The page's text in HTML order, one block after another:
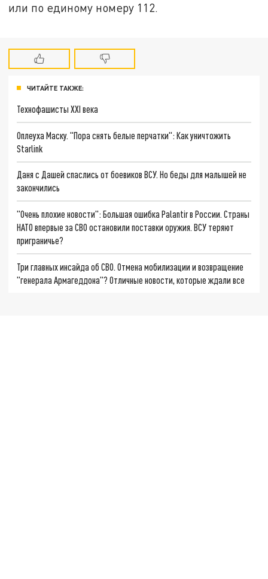
или по единому номеру 112.
ЧИТАЙТЕ ТАКЖЕ:
Технофашисты XXI века
Оплеуха Маску. "Пора снять белые перчатки": Как уничтожить
Starlink
Даня с Дашей спаслись от боевиков ВСУ. Но беды для малышей не
закончились
"Очень плохие новости": Большая ошибка Palantir в России. Страны
НАТО впервые за СВО остановили поставки оружия. ВСУ теряют
приграничье?
Три главных инсайда об СВО. Отмена мобилизации и возвращение
"генерала Армагеддона"? Отличные новости, которые ждали все